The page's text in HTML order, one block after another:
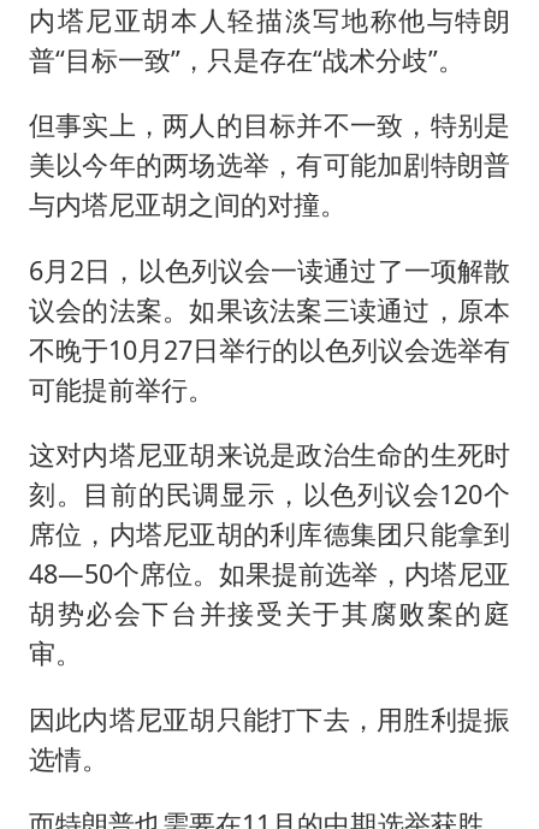
内塔尼亚胡本人轻描淡写地称他与特朗
普“目标一致”，只是存在“战术分歧”。
但事实上，两人的目标并不一致，特别是
美以今年的两场选举，有可能加剧特朗普
与内塔尼亚胡之间的对撞。
6月2日，以色列议会一读通过了一项解散
议会的法案。如果该法案三读通过，原本
不晚于10月27日举行的以色列议会选举有
可能提前举行。
这对内塔尼亚胡来说是政治生命的生死时
刻。目前的民调显示，以色列议会120个
席位，内塔尼亚胡的利库德集团只能拿到
48—50个席位。如果提前选举，内塔尼亚
胡势必会下台并接受关于其腐败案的庭
审。
因此内塔尼亚胡只能打下去，用胜利提振
选情。